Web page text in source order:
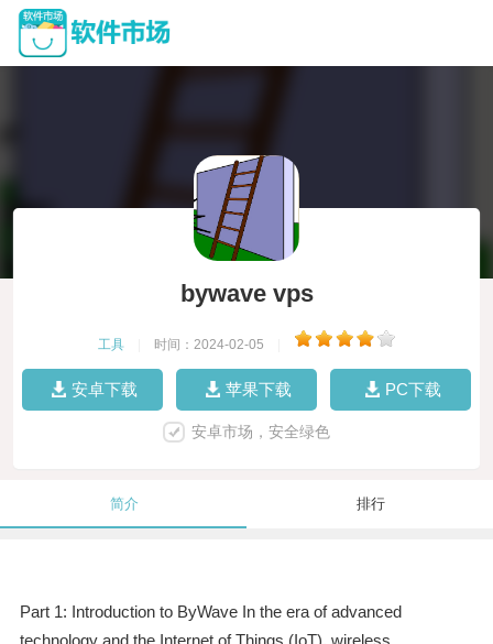
bywave vps
工具 时间：2024-02-05
安卓下载 苹果下载 PC下载
安卓市场，安全绿色
简介 排行
Part 1: Introduction to ByWave In the era of advanced